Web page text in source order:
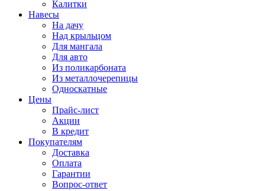
Калитки
Навесы
На дачу
Над крыльцом
Для мангала
Для авто
Из поликарбоната
Из металлочерепицы
Односкатные
Цены
Прайс-лист
Акции
В кредит
Покупателям
Доставка
Оплата
Гарантии
Вопрос-ответ